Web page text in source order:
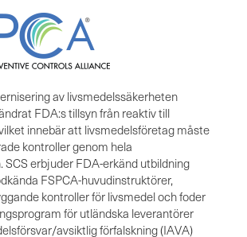
av livsmedelssäkerheten
FDA:s tillsyn från reaktiv till
innebär att livsmedelsföretag måste
kontroller genom hela
SCS erbjuder FDA-erkänd utbildning
FSPCA-huvudinstruktörer,
kontroller för livsmedel och foder
för utländska leverantörer
avsiktlig förfalskning (IAVA)